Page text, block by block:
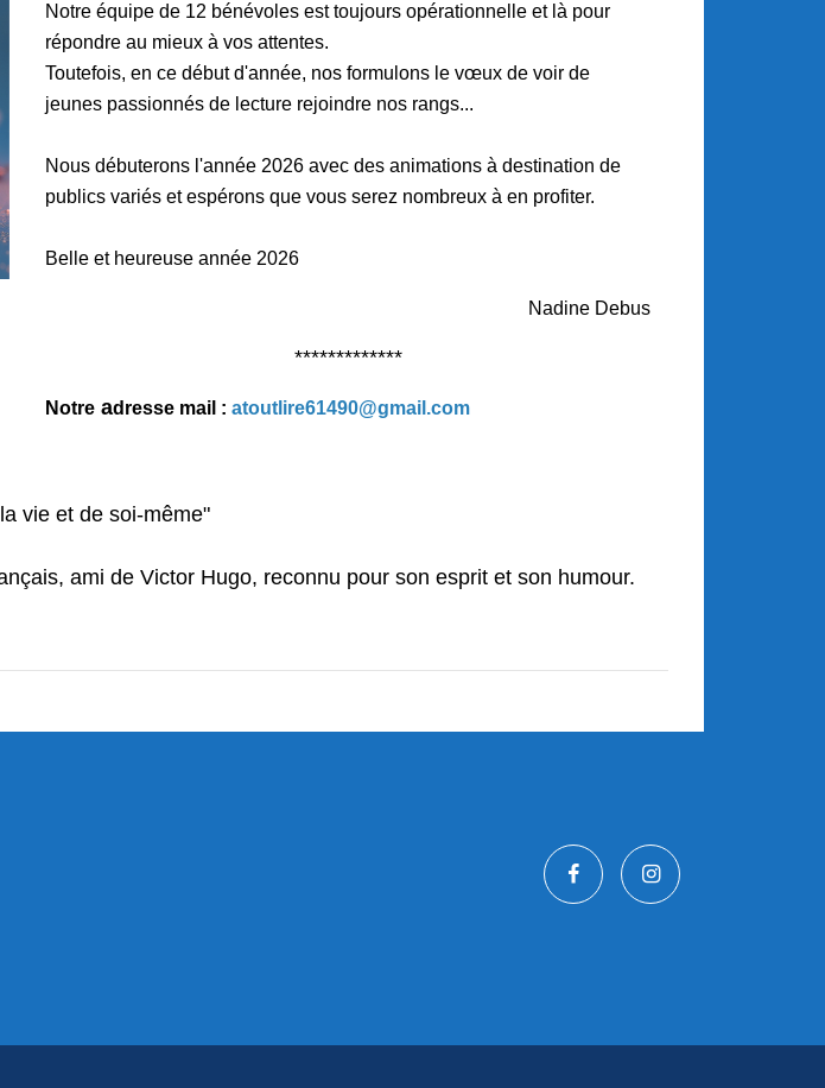
Notre équipe de 12 bénévoles est toujours opérationnelle et là pour
répondre au mieux à vos attentes.
Toutefois, en ce début d'année, nos formulons le vœux de voir de
jeunes passionnés de lecture rejoindre nos rangs...
Nous débuterons l'année 2026 avec des animations à destination de
publics variés et espérons que vous serez nombreux à en profiter.
Belle et heureuse année 2026
Nadine Debus
*************
Notre adresse mail : atoutlire61490@gmail.com
vie et de soi-même"
ami de Victor Hugo, reconnu pour son esprit et son humour.